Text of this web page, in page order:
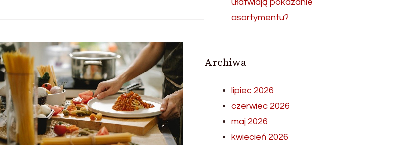
ułatwiają pokazanie
asortymentu?
Archiwa
lipiec 2026
czerwiec 2026
maj 2026
kwiecień 2026